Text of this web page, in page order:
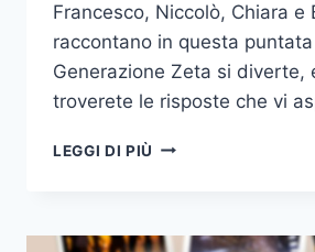
Francesco, Niccolò, Chiara e
raccontano in questa
Generazione Zeta si diverte,
troverete le risposte che vi
LEGGI DI PIÙ GEN
DIVERTIMENTO